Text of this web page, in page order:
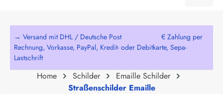
→ Versand mit DHL / Deutsche Post € Zahlung per
Rechnung, Vorkasse, PayPal, Kredit- oder Debitkarte, Sepa-
Lastschrift
Home Schilder
Emaille Schilder
Straßenschilder Emaille